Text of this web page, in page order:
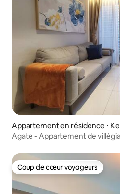
Appartement en résidence ⋅
gol petamburan
Agate - Appartement de
Coup de cœur voyageurs
Coup de cœur voyageurs